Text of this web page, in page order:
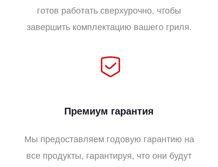
готов работать сверхурочно, чтобы
завершить комплектацию вашего гриля.
Премиум гарантия
Мы предоставляем годовую гарантию на
все продукты, гарантируя, что они будут